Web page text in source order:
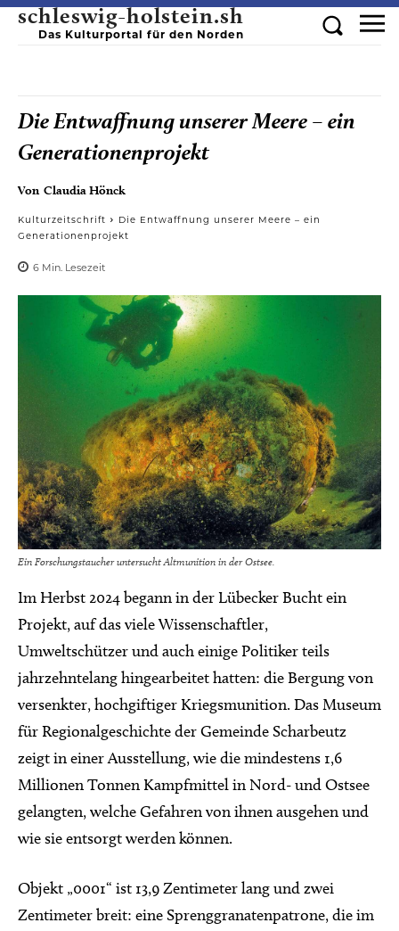
schleswig-holstein.sh
Das Kulturportal für den Norden
Die Entwaffnung unserer Meere – ein
Generationenprojekt
Von Claudia Hönck
Kulturzeitschrift
Die Entwaffnung unserer Meere – ein
Generationenprojekt
6 Min. Lesezeit
Ein Forschungstaucher untersucht Altmunition in der Ostsee.
Im Herbst 2024 begann in der Lübecker Bucht ein
Projekt, auf das viele Wissenschaftler,
Umweltschützer und auch einige Politiker teils
jahrzehntelang hingearbeitet hatten: die Bergung von
versenkter, hochgiftiger Kriegsmunition. Das Museum
für Regionalgeschichte der Gemeinde Scharbeutz
zeigt in einer Ausstellung, wie die mindestens 1,6
Millionen Tonnen Kampfmittel in Nord- und Ostsee
gelangten, welche Gefahren von ihnen ausgehen und
wie sie entsorgt werden können.
Objekt „0001“ ist 13,9 Zentimeter lang und zwei
Zentimeter breit: eine Sprenggranatenpatrone, die im